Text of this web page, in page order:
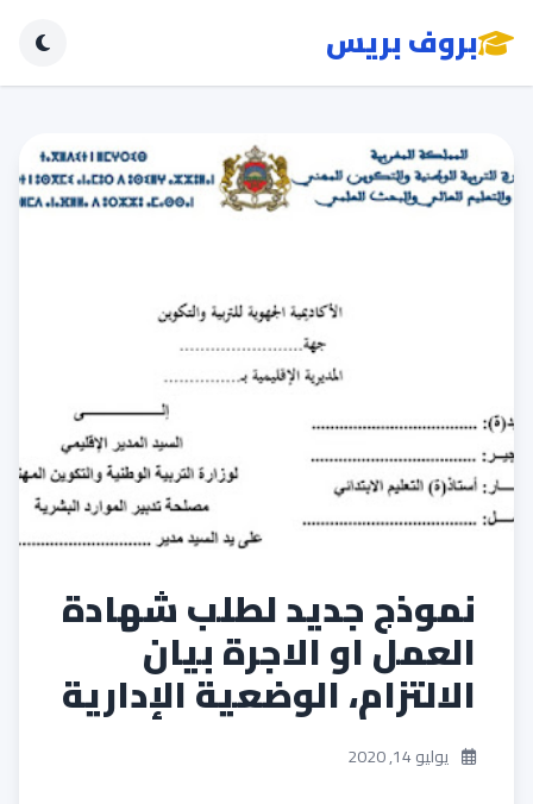
بروف بريس
نموذج جديد لطلب شهادة
العمل او الاجرة بيان
الالتزام، الوضعية الإدارية
يوليو 14, 2020